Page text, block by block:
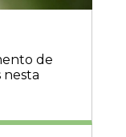
de
nesta